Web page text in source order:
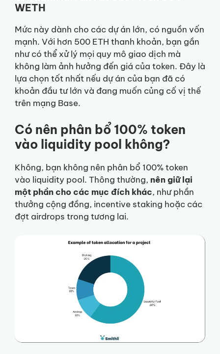
WETH
Mức này dành cho các dự án lớn, có nguồn vốn
mạnh. Với hơn 500 ETH thanh khoản, bạn gần
như có thể xử lý mọi quy mô giao dịch mà
không làm ảnh hưởng đến giá của token. Đây là
lựa chọn tốt nhất nếu dự án của bạn đã có
khoản đầu tư lớn và đang muốn củng cố vị thế
trên mạng Base.
Có nên phân bổ 100% token
vào liquidity pool không?
Không, bạn không nên phân bổ 100% token
vào liquidity pool. Thông thường, nên giữ lại
một phần cho các mục đích khác, như phần
thưởng cộng đồng, incentive staking hoặc các
đợt airdrops trong tương lai.